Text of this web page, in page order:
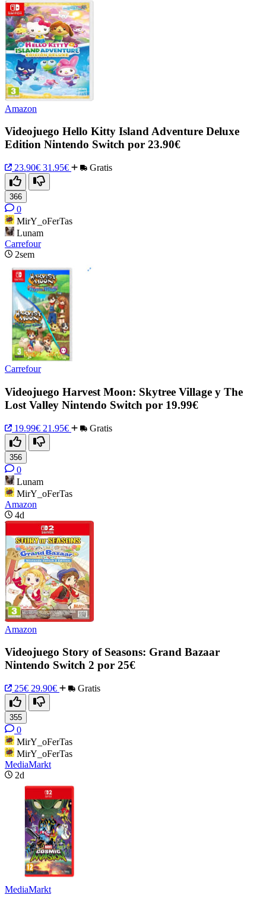
Amazon
Videojuego Hello Kitty Island Adventure Deluxe
Edition Nintendo Switch por 23.90€
23.90€ 31.95€ Gratis
366
0
MirY_oFerTas
Lunam
Carrefour
2sem
Carrefour
Videojuego Harvest Moon: Skytree Village y The
Lost Valley Nintendo Switch por 19.99€
19.99€ 21.95€ Gratis
356
0
Lunam
MirY_oFerTas
Amazon
4d
Amazon
Videojuego Story of Seasons: Grand Bazaar
Nintendo Switch 2 por 25€
25€ 29.90€ Gratis
355
0
MirY_oFerTas
MirY_oFerTas
MediaMarkt
2d
MediaMarkt